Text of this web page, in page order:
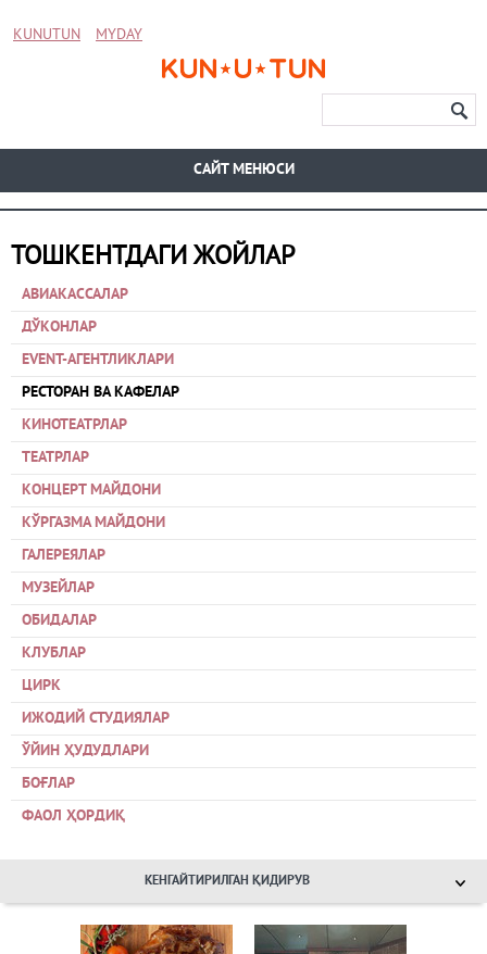
KUNUTUN MYDAY
CАЙТ МЕНЮСИ
ТОШКЕНТДАГИ ЖОЙЛАР
АВИАКАССАЛАР
ДЎКОНЛАР
EVENT-АГЕНТЛИКЛАРИ
РЕСТОРАН ВА КАФЕЛАР
КИНОТЕАТРЛАР
ТЕАТРЛАР
КОНЦЕРТ МАЙДОНИ
КЎРГАЗМА МАЙДОНИ
ГАЛЕРЕЯЛАР
МУЗЕЙЛАР
ОБИДАЛАР
КЛУБЛАР
ЦИРК
ИЖОДИЙ СТУДИЯЛАР
ЎЙИН ҲУДУДЛАРИ
БОҒЛАР
ФАОЛ ҲОРДИҚ
КЕНГАЙТИРИЛГАН ҚИДИРУВ